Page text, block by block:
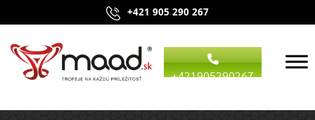
+421 905 290 267
+421905290267